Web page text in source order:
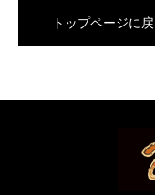
トップページに